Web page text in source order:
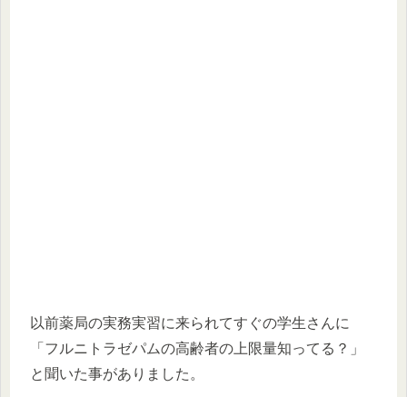
以前薬局の実務実習に来られてすぐの学生さんに
「フルニトラゼパムの高齢者の上限量知ってる？」
と聞いた事がありました。